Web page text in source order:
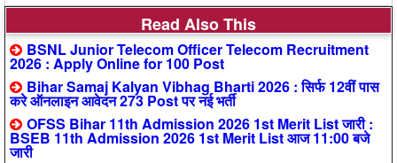
Read Also This
BSNL Junior Telecom Officer Telecom Recruitment
2026 : Apply Online for 100 Post
Bihar Samaj Kalyan Vibhag Bharti 2026 : सिर्फ 12वीं पास
करे ऑनलाइन आवेदन 273 Post पर नई भर्ती
OFSS Bihar 11th Admission 2026 1st Merit List जारी :
BSEB 11th Admission 2026 1st Merit List आज 11:00 बजे
जारी